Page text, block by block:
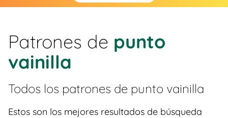
Patrones de punto
vainilla
Todos los patrones de punto vainilla
Estos son los mejores resultados de búsqueda